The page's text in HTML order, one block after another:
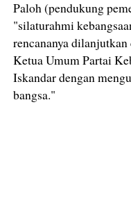
Paloh (pendukung
"silaturahmi
rencananya
Ketua Umum Partai
Iskandar dengan
bangsa."